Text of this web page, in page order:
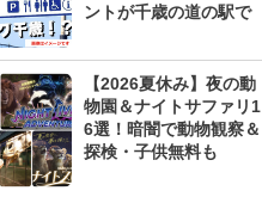
ントが千歳の道の駅で
【2026夏休み】夜の動
物園＆ナイトサファリ1
6選！暗闇で動物観察＆
探検・子供無料も